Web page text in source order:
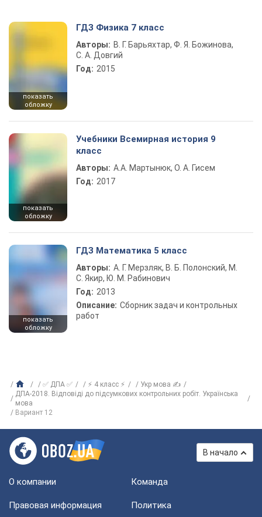
показать
обложку
ГДЗ Физика 7 класс
Авторы: В. Г. Барьяхтар, Ф. Я. Божинова,
С. А. Довгий
Год: 2015
показать
обложку
Учебники Всемирная история 9
класс
Авторы: А.А. Мартынюк, О. А. Гисем
Год: 2017
показать
обложку
ГДЗ Математика 5 класс
Авторы: А. Г. Мерзляк, В. Б. Полонский, М.
С. Якир, Ю. М. Рабинович
Год: 2013
Описание: Сборник задач и контрольных
работ
✅ ДПА ✅ ⚡ 4 класс ⚡
Укр мова ✍
ДПА-2018. Відповіді до підсумкових контрольних робіт. Українська
мова
Вариант 12
В начало
О компании Команда
Правовая информация
Политика